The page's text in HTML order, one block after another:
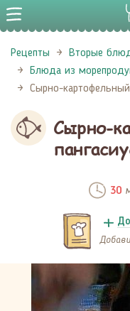
Рецепты
Вторые
Блюда из
Сырно-
Сырно-
30